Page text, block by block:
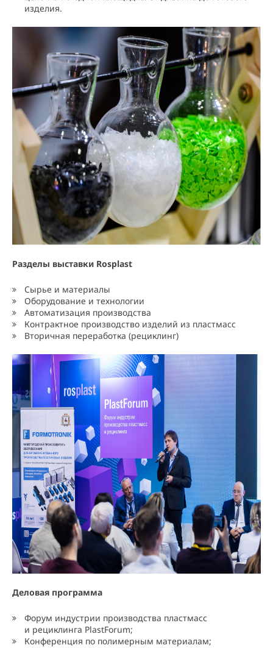
изделия.
Разделы выставки Rosplast
Сырье и материалы
Оборудование и технологии
Автоматизация производства
Контрактное производство изделий из пластмасс
Вторичная переработка (рециклинг)
Деловая программа
Форум индустрии производства пластмасс
и рециклинга PlastForum;
Конференция по полимерным материалам;